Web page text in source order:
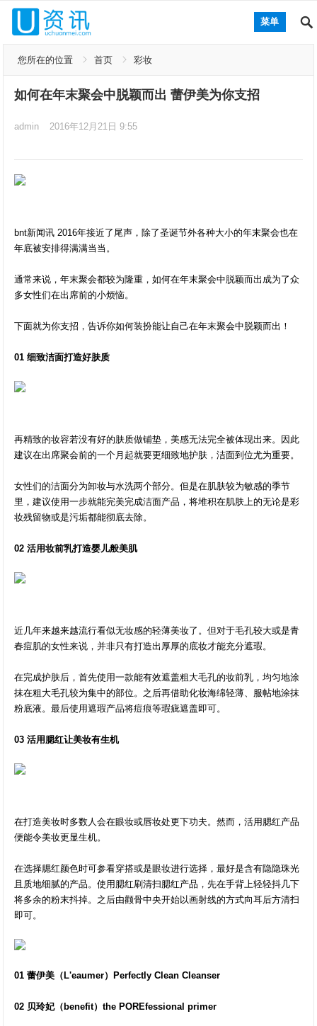
菜单
您所在的位置 首页 彩妆
如何在年末聚会中脱颖而出 蕾伊美为你支招
admin 2016年12月21日 9:55
bnt新闻讯 2016年接近了尾声，除了圣诞节外各种大小的年末聚会也在
年底被安排得满满当当。
通常来说，年末聚会都较为隆重，如何在年末聚会中脱颖而出成为了众
多女性们在出席前的小烦恼。
下面就为你支招，告诉你如何装扮能让自己在年末聚会中脱颖而出！
01 细致洁面打造好肤质
再精致的妆容若没有好的肤质做铺垫，美感无法完全被体现出来。因此
建议在出席聚会前的一个月起就要更细致地护肤，洁面到位尤为重要。
女性们的洁面分为卸妆与水洗两个部分。但是在肌肤较为敏感的季节
里，建议使用一步就能完美完成洁面产品，将堆积在肌肤上的无论是彩
妆残留物或是污垢都能彻底去除。
02 活用妆前乳打造婴儿般美肌
近几年来越来越流行看似无妆感的轻薄美妆了。但对于毛孔较大或是青
春痘肌的女性来说，并非只有打造出厚厚的底妆才能充分遮瑕。
在完成护肤后，首先使用一款能有效遮盖粗大毛孔的妆前乳，均匀地涂
抹在粗大毛孔较为集中的部位。之后再借助化妆海绵轻薄、服帖地涂抹
粉底液。最后使用遮瑕产品将痘痕等瑕疵遮盖即可。
03 活用腮红让美妆有生机
在打造美妆时多数人会在眼妆或唇妆处更下功夫。然而，活用腮红产品
便能令美妆更显生机。
在选择腮红颜色时可参看穿搭或是眼妆进行选择，最好是含有隐隐珠光
且质地细腻的产品。使用腮红刷清扫腮红产品，先在手背上轻轻抖几下
将多余的粉末抖掉。之后由颧骨中央开始以画射线的方式向耳后方清扫
即可。
01 蕾伊美（L'eaumer）Perfectly Clean Cleanser
02 贝玲妃（benefit）the POREfessional primer